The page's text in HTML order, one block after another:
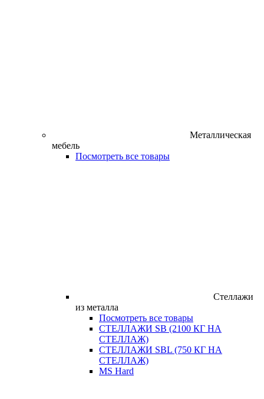
Металлическая
мебель
Посмотреть все товары
Стеллажи
из металла
Посмотреть все товары
СТЕЛЛАЖИ SB (2100 КГ НА
СТЕЛЛАЖ)
СТЕЛЛАЖИ SBL (750 КГ НА
СТЕЛЛАЖ)
MS Hard